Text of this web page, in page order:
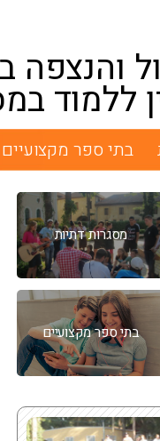
והנצפה
ללמוד
בתי ספר מקצועיים
מסגרות דתיות
בתי ספר מקצועיים